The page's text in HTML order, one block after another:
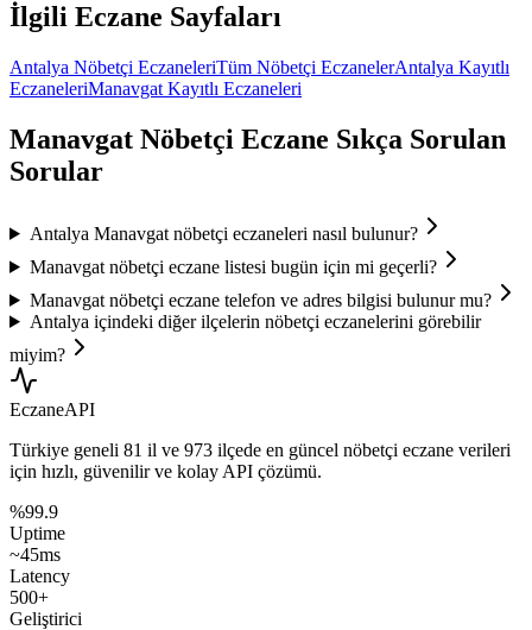
İlgili Eczane Sayfaları
Antalya Nöbetçi EczaneleriTüm Nöbetçi EczanelerAntalya Kayıtlı
EczaneleriManavgat Kayıtlı Eczaneleri
Manavgat Nöbetçi Eczane Sıkça Sorulan
Sorular
Antalya Manavgat nöbetçi eczaneleri nasıl bulunur?
Manavgat nöbetçi eczane listesi bugün için mi geçerli?
Manavgat nöbetçi eczane telefon ve adres bilgisi bulunur mu?
Antalya içindeki diğer ilçelerin nöbetçi eczanelerini görebilir
miyim?
EczaneAPI
Türkiye geneli 81 il ve 973 ilçede en güncel nöbetçi eczane verileri
için hızlı, güvenilir ve kolay API çözümü.
%99.9
Uptime
~45ms
Latency
500+
Geliştirici